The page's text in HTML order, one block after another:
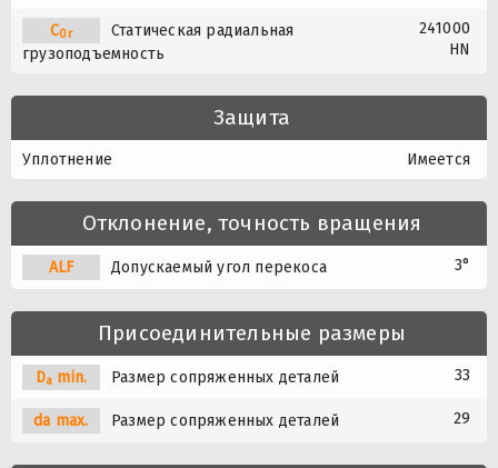
C0r
Статическая радиальная
грузоподъемность
241000
HN
Защита
Уплотнение Имеется
Отклонение, точность вращения
ALF Допускаемый угол перекоса 3°
Присоединительные размеры
Da min. Размер сопряженных деталей 33
da max. Размер сопряженных деталей 29